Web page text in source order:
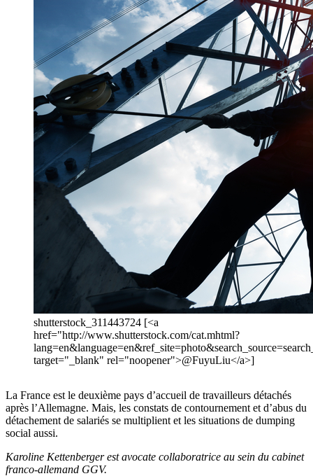
shutterstock_311443724 [<a
href="http://www.shutterstock.com/cat.mhtml?
target="_blank" rel="noopener">@FuyuLiu</a>]
La France est le deuxième pays d’accueil de travailleurs détachés
après l’Allemagne. Mais, les constats de contournement et d’abus du
détachement de salariés se multiplient et les situations de dumping
social aussi.
Karoline Kettenberger est avocate collaboratrice au sein du cabinet
franco-allemand GGV.